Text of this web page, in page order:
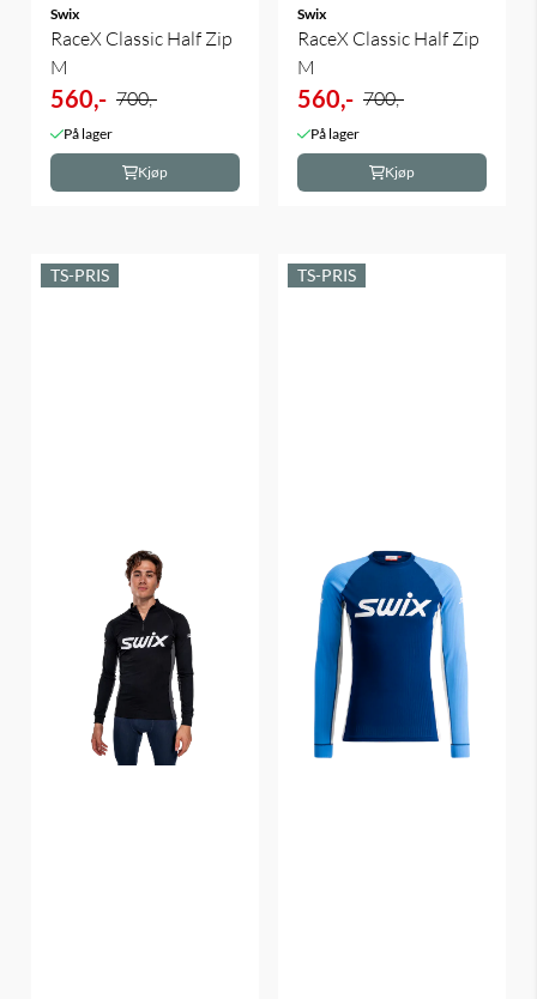
Swix
RaceX Classic Half Zip
M
560,- 700,-
På lager
Kjøp
Swix
RaceX Classic Half Zip
M
560,- 700,-
På lager
Kjøp